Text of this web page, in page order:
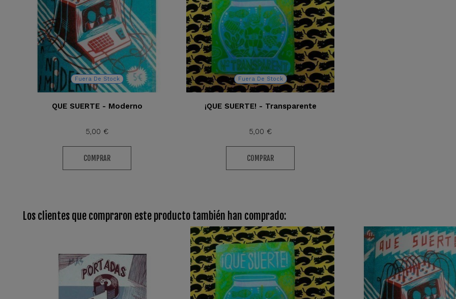
Fuera De Stock
QUE SUERTE - Moderno
5,00 €
COMPRAR
Fuera De Stock
¡QUE SUERTE! - Transparente
5,00 €
COMPRAR
Los clientes que compraron este producto también han comprado: